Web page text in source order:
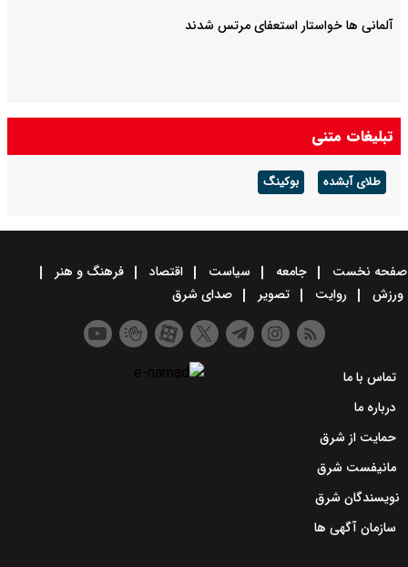
آلمانی ها خواستار استعفای مرتس شدند
تبلیغات متنی
طلای آبشده بوکینگ
صفحه نخست جامعه سیاست اقتصاد
فرهنگ و هنر
ورزش
روایت تصویر صدای شرق
تماس با ما
درباره ما
حمایت از شرق
مانیفست شرق
نویسندگان شرق
سازمان آگهی ها